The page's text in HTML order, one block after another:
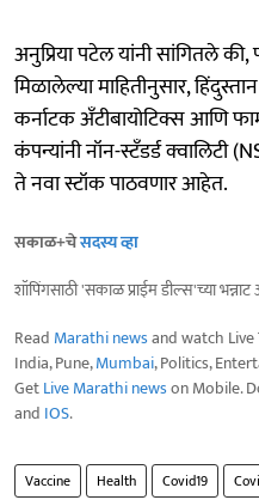
अनुप्रिया पटेल यांनी सांगितले
मिळालेल्या माहितीनुसार,
कर्नाटक अँटीबायोटिक्स आणि
कंपन्यांनी नॉन-स्टँडर्ड क्वालिटी
ते नवा स्टॉक पाठवणार आहेत.
सकाळ+चेसदस्य व्हा
शॉपिंगसाठी 'सकाळ प्राईम डील्स'च्या
Read Marathi newsand watch Live
India, Pune,Mumbai, Politics,
GetLive Marathi newson Mobile.
and IOS.
Vaccine Health Covid19